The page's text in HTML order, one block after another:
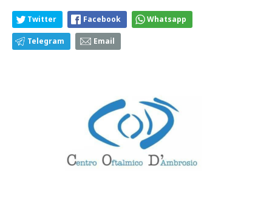
Twitter Facebook Whatsapp
Telegram Email